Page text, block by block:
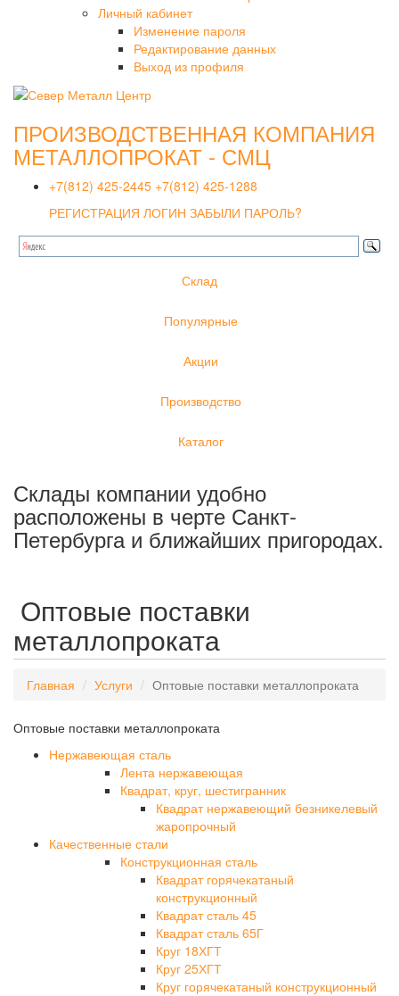
Личный кабинет
Изменение пароля
Редактирование данных
Выход из профиля
ПРОИЗВОДСТВЕННАЯ КОМПАНИЯ
МЕТАЛЛОПРОКАТ - СМЦ
+7(812) 425-2445 +7(812) 425-1288
РЕГИСТРАЦИЯ ЛОГИН ЗАБЫЛИ ПАРОЛЬ?
Склад
Популярные
Акции
Производство
Каталог
Склады компании удобно
расположены в черте Санкт-
Петербурга и ближайших пригородах.
Оптовые поставки
металлопроката
Главная Услуги Оптовые поставки металлопроката
Оптовые поставки металлопроката
Нержавеющая сталь
Лента нержавеющая
Квадрат, круг, шестигранник
Квадрат нержавеющий безникелевый
жаропрочный
Качественные стали
Конструкционная сталь
Квадрат горячекатаный
конструкционный
Квадрат сталь 45
Квадрат сталь 65Г
Круг 18ХГТ
Круг 25ХГТ
Круг горячекатаный конструкционный